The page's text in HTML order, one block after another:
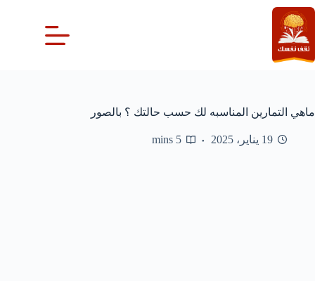
التجاوز
إلى
المحتوى
ماهي التمارين المناسبه لك حسب حالتك ؟ بالصور
19 يناير، 2025 5 mins